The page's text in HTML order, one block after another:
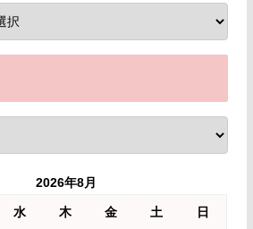
2026年8月
水 木 金 土
日